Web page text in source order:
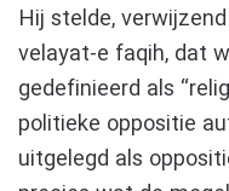
Hij stelde,
velayat-e faqih, dat
gedefinieerd als
politieke oppositie
uitgelegd als